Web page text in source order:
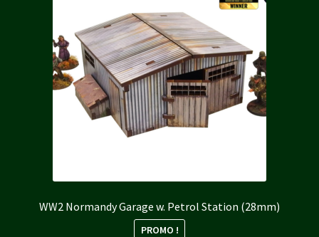
WW2 Normandy Garage w. Petrol Station (28mm)
PROMO !